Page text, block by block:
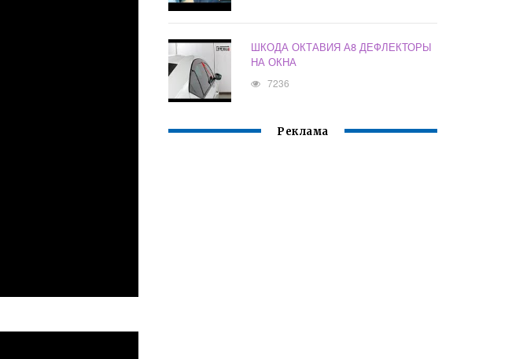
ШКОДА ОКТАВИЯ А8 ДЕФЛЕКТОРЫ
НА ОКНА
7236
Реклама